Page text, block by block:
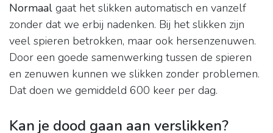
Normaal gaat het slikken automatisch en vanzelf
zonder dat we erbij nadenken. Bij het slikken zijn
veel spieren betrokken, maar ook hersenzenuwen.
Door een goede samenwerking tussen de spieren
en zenuwen kunnen we slikken zonder problemen.
Dat doen we gemiddeld 600 keer per dag.
Kan je dood gaan aan verslikken?